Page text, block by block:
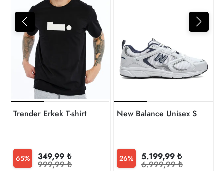
Trender Erkek T-shirt
65% 349,99 ₺
999,99 ₺
New Balance Unisex Sneaker
26% 5.199,99 ₺
6.999,99 ₺